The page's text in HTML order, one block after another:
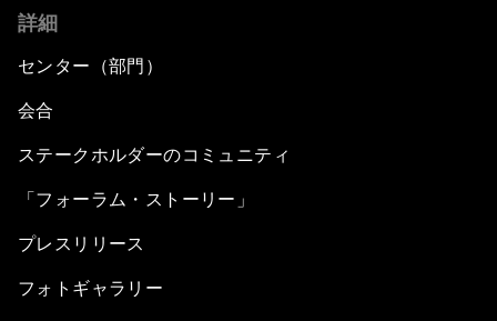
詳細
センター（部門）
会合
ステークホルダーのコミュニティ
「フォーラム・ストーリー」
プレスリリース
フォトギャラリー